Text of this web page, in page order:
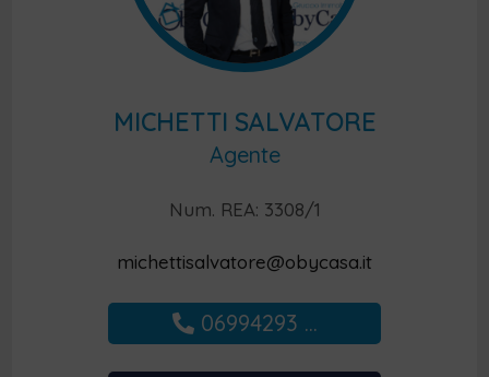
MICHETTI SALVATORE
Agente
Num. REA: 3308/1
michettisalvatore@obycasa.it
06994293 ...